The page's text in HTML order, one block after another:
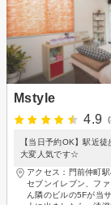
Mstyle
4.9
【当日予約OK】駅近
大変人気です☆
アクセス：門前仲町
セブンイレブン、フ
ん隣のビルの5Fが当